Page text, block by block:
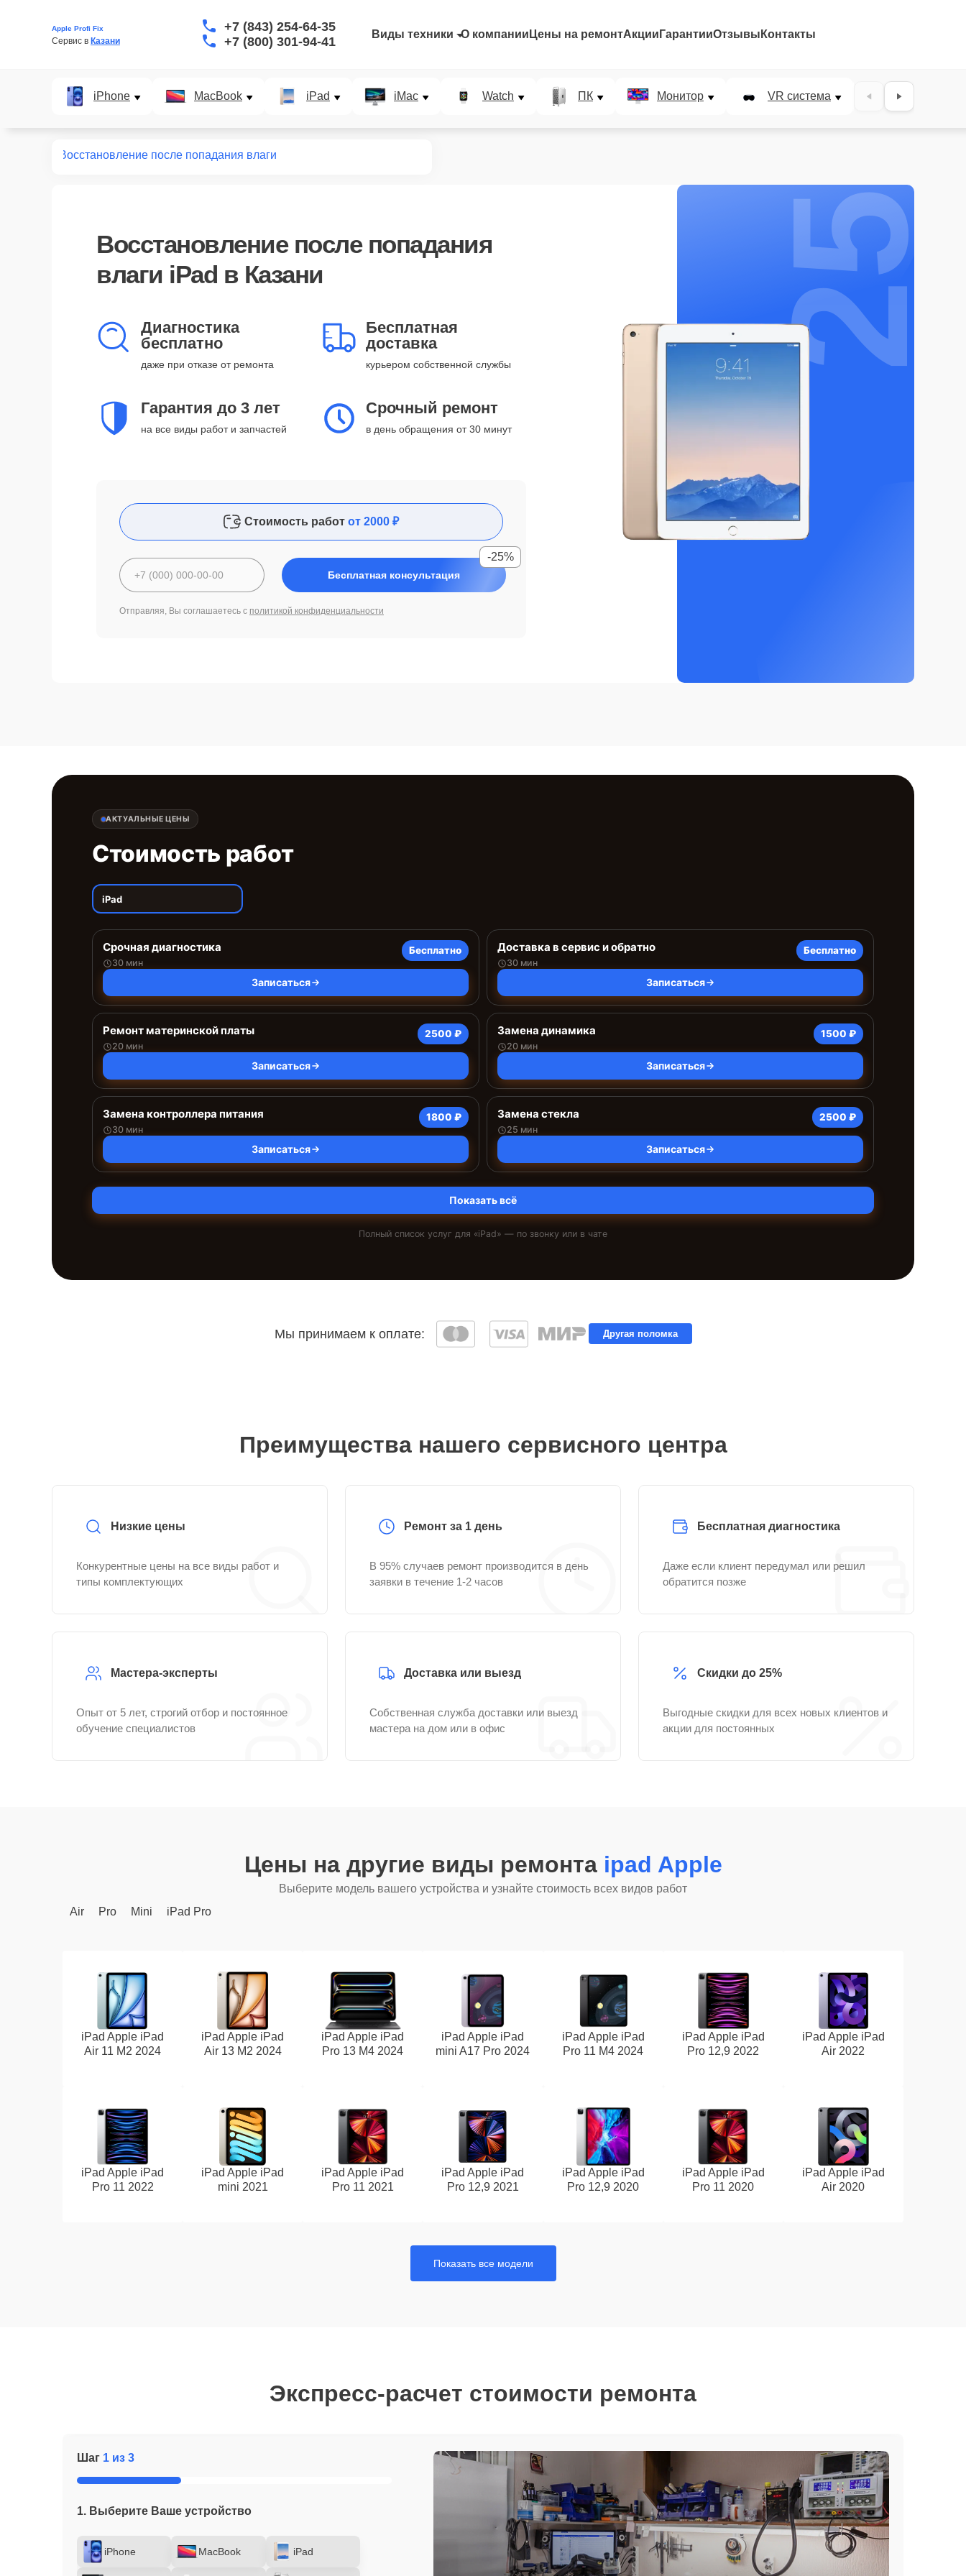
Apple Profi Fix
Сервис в Казани
+7 (843) 254-64-35
+7 (800) 301-94-41
Виды техники О компании Цены на ремонтАкции ГарантииОтзывы Контакты
iPhone MacBook iPad iMac Watch ПК Монитор VR система Наушники
Восстановление после попадания влаги
Восстановление после попадания
влаги iPad в Казани
Диагностика
бесплатно
даже при отказе от ремонта
Бесплатная
доставка
курьером собственной службы
Гарантия до 3 лет
на все виды работ и запчастей
Срочный ремонт
в день обращения от 30 минут
Стоимость работ от 2000 ₽
Бесплатная консультация
-25%
Отправляя, Вы соглашаетесь с политикой конфиденциальности
25%
АКТУАЛЬНЫЕ ЦЕНЫ
Стоимость работ
iPad
Срочная диагностика
30 мин
Бесплатно
Записаться
Доставка в сервис и обратно
30 мин
Бесплатно
Записаться
Ремонт материнской платы
20 мин
2500 ₽
Записаться
Замена динамика
20 мин
1500 ₽
Записаться
Замена контроллера питания
30 мин
1800 ₽
Записаться
Замена стекла
25 мин
2500 ₽
Записаться
Показать всё
Полный список услуг для «iPad» — по звонку или в чате
Мы принимаем к оплате: Другая поломка
Преимущества нашего сервисного центра
Низкие цены
Конкурентные цены на все виды работ и
типы комплектующих
Ремонт за 1 день
В 95% случаев ремонт производится в день
заявки в течение 1-2 часов
Бесплатная диагностика
Даже если клиент передумал или решил
обратится позже
Мастера-эксперты
Опыт от 5 лет, строгий отбор и постоянное
обучение специалистов
Доставка или выезд
Собственная служба доставки или выезд
мастера на дом или в офис
Скидки до 25%
Выгодные скидки для всех новых клиентов и
акции для постоянных
Цены на другие виды ремонта ipad Apple
Выберите модель вашего устройства и узнайте стоимость всех видов работ
Air
Pro Mini iPad Pro
iPad Apple iPad
Air 11 M2 2024
iPad Apple iPad
Air 13 M2 2024
iPad Apple iPad
Pro 13 M4 2024
iPad Apple iPad
mini A17 Pro 2024
iPad Apple iPad
Pro 11 M4 2024
iPad Apple iPad
Pro 12,9 2022
iPad Apple iPad
Air 2022
iPad Apple iPad
Pro 11 2022
iPad Apple iPad
mini 2021
iPad Apple iPad
Pro 11 2021
iPad Apple iPad
Pro 12,9 2021
iPad Apple iPad
Pro 12,9 2020
iPad Apple iPad
Pro 11 2020
iPad Apple iPad
Air 2020
Показать все модели
Экспресс-расчет стоимости ремонта
Шаг 1 из 3
1. Выберите Ваше устройство
iPhone MacBook iPad